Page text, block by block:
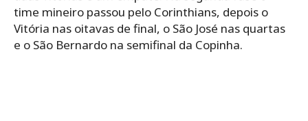
time mineiro passou pelo Corinthians, depois o
Vitória nas oitavas de final, o São José nas quartas
e o São Bernardo na semifinal da Copinha.